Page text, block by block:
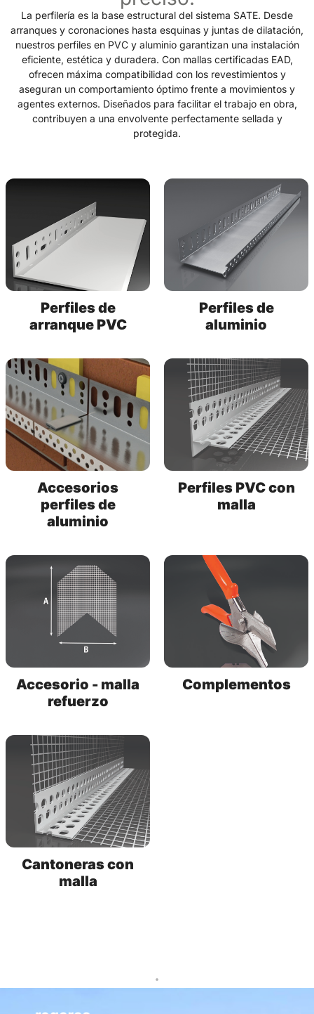
La perfilería es la base estructural del sistema SATE. Desde
arranques y coronaciones hasta esquinas y juntas de dilatación,
nuestros perfiles en PVC y aluminio garantizan una instalación
eficiente, estética y duradera. Con mallas certificadas EAD,
ofrecen máxima compatibilidad con los revestimientos y
aseguran un comportamiento óptimo frente a movimientos y
agentes externos. Diseñados para facilitar el trabajo en obra,
contribuyen a una envolvente perfectamente sellada y
protegida.
Perfiles de
arranque PVC
Perfiles de
aluminio
Accesorios
perfiles de
aluminio
Perfiles PVC con
malla
Accesorio - malla
refuerzo
Complementos
Cantoneras con
malla